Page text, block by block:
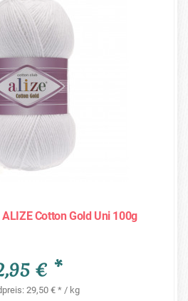
Cotton Gold Uni 100g
€ *
29,50 € * / kg